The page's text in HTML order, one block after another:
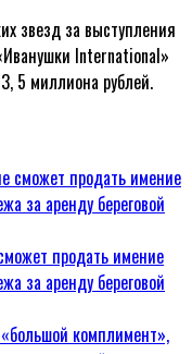
звезд за выступления
International»
5 миллиона рублей.
продать имение
за аренду береговой